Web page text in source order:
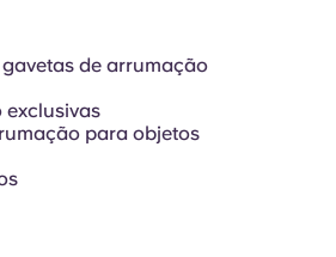
de arrumação
exclusivas
para objetos